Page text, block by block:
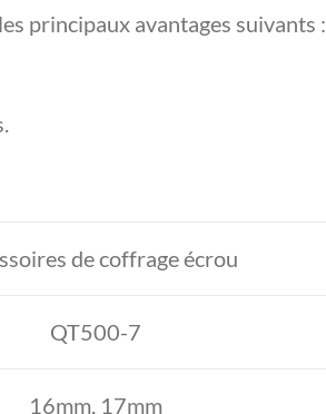
principaux avantages suivants :
de coffrage écrou
QT500-7
16mm, 17mm